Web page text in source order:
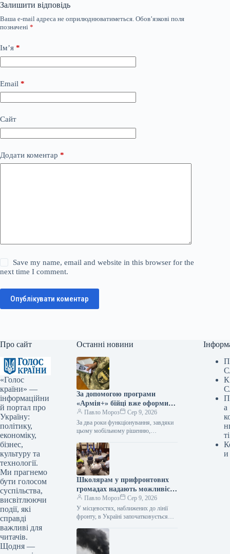
Залишити відповідь
Ваша e-mail адреса не оприлюднюватиметься. Обов’язкові поля
позначені *
Ім’я *
Email *
Сайт
Додати коментар *
Save my name, email and website in this browser for the
next time I comment.
Опублікувати коментар
Про сайт
«Голос
країни» —
інформаційни
й портал про
Україну:
політику,
економіку,
бізнес,
культуру та
технології.
Ми прагнемо
бути голосом
суспільства,
висвітлюючи
події, які
справді
важливі для
читачів.
Щодня —
Останні новини
За допомогою програми
«Армія+» бійці вже оформили
майже 3 мільйони рапортів.
Павло Мороз
Сер 9, 2026
За два роки функціонування, завдяки
цьому мобільному рішенню,
приблизно 3 мільйони рапортів. За
інформацією, наданою Укрінформом,
це…
Школярам у прифронтових
громадах надають можливість
безпечно діставатися до
навчальних закладів завдяки
новій програмі «Безпечний
Павло Мороз
Сер 9, 2026
У місцевостях, наближених до лінії
фронту, в Україні започатковується
учнів, де будуть розміщені пересувні
захисні споруди.…
а
ті
и